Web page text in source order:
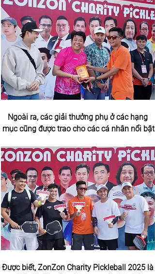
Ngoài ra, các giải thưởng phụ ở các hạng
mục cũng được trao cho các cá nhân nổi bật
Được biết, ZonZon Charity Pickleball 2025 là